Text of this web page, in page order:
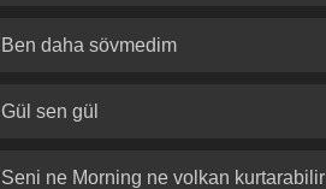
Ben daha sövmedim
Gül sen gül
Seni ne Morning ne volkan kurtarabilir